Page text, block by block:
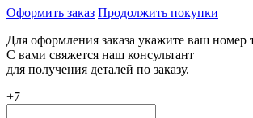
Оформить заказ Продолжить покупки
Для оформления заказа укажите ваш номер
С вами свяжется наш консультант
для получения деталей по заказу.
+7